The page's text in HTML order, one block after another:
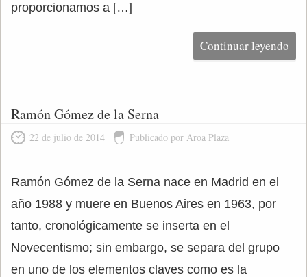
proporcionamos a […]
Continuar leyendo
Ramón Gómez de la Serna
22 de julio de 2014 Publicado por Aroa Plaza
Ramón Gómez de la Serna nace en Madrid en el
año 1988 y muere en Buenos Aires en 1963, por
tanto, cronológicamente se inserta en el
Novecentismo; sin embargo, se separa del grupo
en uno de los elementos claves como es la